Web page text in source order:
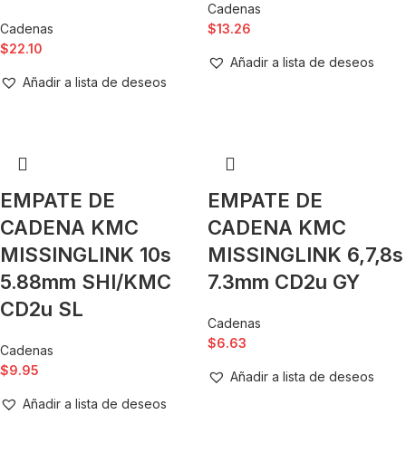
Cadenas
$22.10
Añadir a lista de deseos
Cadenas
$13.26
Añadir a lista de deseos
EMPATE DE
CADENA KMC
MISSINGLINK 10s
5.88mm SHI/KMC
CD2u SL
Cadenas
$9.95
Añadir a lista de deseos
EMPATE DE
CADENA KMC
MISSINGLINK 6,7,8s
7.3mm CD2u GY
Cadenas
$6.63
Añadir a lista de deseos